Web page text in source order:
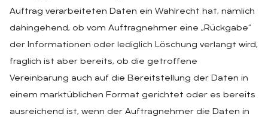
Auftrag verarbeiteten Daten ein Wahlrecht hat, nämlich
dahingehend, ob vom Auftragnehmer eine „Rückgabe“
der Informationen oder lediglich Löschung verlangt wird,
fraglich ist aber bereits, ob die getroffene
Vereinbarung auch auf die Bereitstellung der Daten in
einem marktüblichen Format gerichtet oder es bereits
ausreichend ist, wenn der Auftragnehmer die Daten in